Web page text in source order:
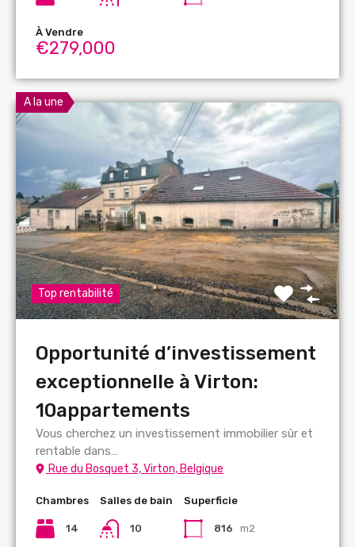
À Vendre
€279,000
A la une
Top rentabilité
Opportunité d’investissement
exceptionnelle à Virton:
10appartements
Vous cherchez un investissement immobilier sûr et
rentable dans…
Rue du Bosquet 3, Virton, Belgique
Chambres
14
Salles de bain
10
Superficie
816 m2